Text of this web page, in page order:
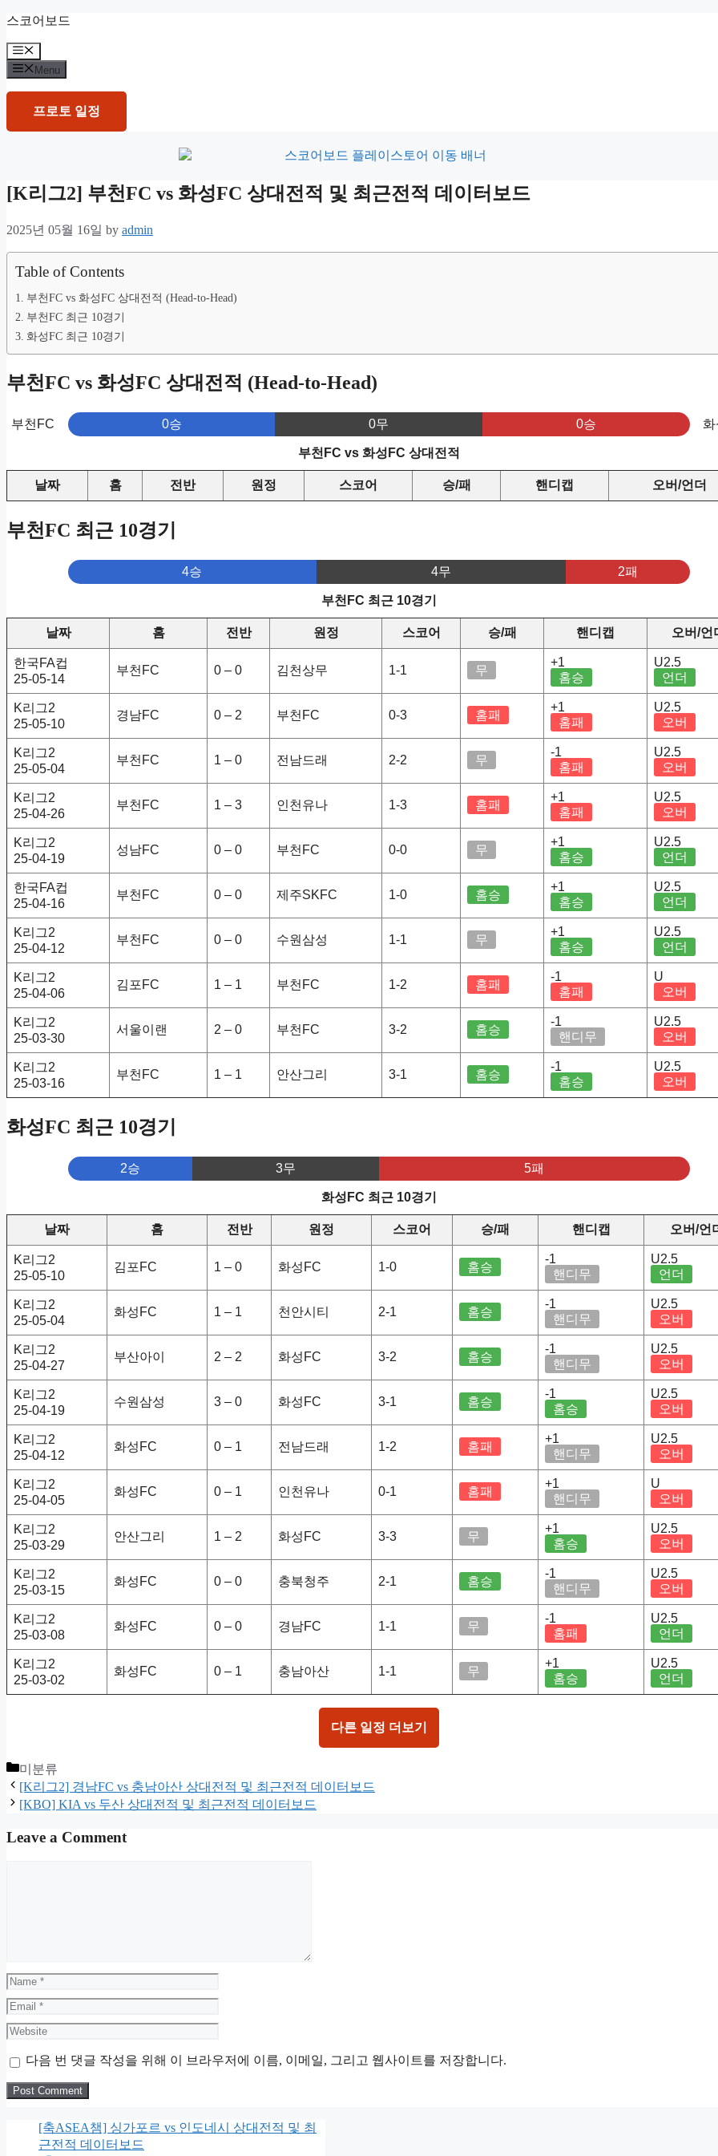
Skip
content
스코어보드
Menu
Menu
프로토 일정
[K리그2] 부천FC vs 화성FC 상대전적 및 최근전적 데이터보드
2025년 05월 16일 by admin
Table of Contents
부천FC vs 화성FC 상대전적 (Head-to-Head)
부천FC 최근 10경기
화성FC 최근 10경기
부천FC vs 화성FC 상대전적 (Head-to-Head)
부천FC 0승 0무 0승
부천FC vs 화성FC 상대전적
날짜 홈 전반 원정 스코어 승/패 핸디캡 오버/언더
부천FC 최근 10경기
4승 4무 2패
부천FC 최근 10경기
날짜 홈 전반 원정 스코어 승/패 핸디캡 오버/언
한국FA컵
25-05-14
부천FC 0 – 0 김천상무 1-1 무
+1
홈승
U2.5
언더
K리그2
25-05-10
경남FC 0 – 2 부천FC 0-3 홈패
+1
홈패
U2.5
오버
K리그2
25-05-04
부천FC 1 – 0 전남드래 2-2 무
-1
홈패
U2.5
오버
K리그2
25-04-26
부천FC 1 – 3 인천유나 1-3 홈패
+1
홈패
U2.5
오버
K리그2
25-04-19
성남FC 0 – 0 부천FC 0-0 무
+1
홈승
U2.5
언더
한국FA컵
25-04-16
부천FC 0 – 0 제주SKFC 1-0 홈승
+1
홈승
U2.5
언더
K리그2
25-04-12
부천FC 0 – 0 수원삼성 1-1 무
+1
홈승
U2.5
언더
K리그2
25-04-06
김포FC 1 – 1 부천FC 1-2 홈패
-1
홈패
U
오버
K리그2
25-03-30
서울이랜 2 – 0 부천FC 3-2 홈승
-1
핸디무
U2.5
오버
K리그2
25-03-16
부천FC 1 – 1 안산그리 3-1 홈승
-1
홈승
U2.5
오버
화성FC 최근 10경기
2승 3무 5패
화성FC 최근 10경기
날짜 홈 전반 원정 스코어 승/패 핸디캡 오버/언
K리그2
25-05-10
김포FC 1 – 0 화성FC 1-0 홈승
-1
핸디무
U2.5
언더
K리그2
25-05-04
화성FC 1 – 1 천안시티 2-1 홈승
-1
핸디무
U2.5
오버
K리그2
25-04-27
부산아이 2 – 2 화성FC 3-2 홈승
-1
핸디무
U2.5
오버
K리그2
25-04-19
수원삼성 3 – 0 화성FC 3-1 홈승
-1
홈승
U2.5
오버
K리그2
25-04-12
화성FC 0 – 1 전남드래 1-2 홈패
+1
핸디무
U2.5
오버
K리그2
25-04-05
화성FC 0 – 1 인천유나 0-1 홈패
+1
핸디무
U
오버
K리그2
25-03-29
안산그리 1 – 2 화성FC 3-3 무
+1
홈승
U2.5
오버
K리그2
25-03-15
화성FC 0 – 0 충북청주 2-1 홈승
-1
핸디무
U2.5
오버
K리그2
25-03-08
화성FC 0 – 0 경남FC 1-1 무
-1
홈패
U2.5
언더
K리그2
25-03-02
화성FC 0 – 1 충남아산 1-1 무
+1
홈승
U2.5
언더
다른 일정 더보기
Categories
미분류
[K리그2] 경남FC vs 충남아산 상대전적 및 최근전적 데이터보드
[KBO] KIA vs 두산 상대전적 및 최근전적 데이터보드
Leave a Comment
Name
Email
Website
다음 번 댓글 작성을 위해 이 브라우저에 이름, 이메일, 그리고 웹사이트를 저장합니다.
[축ASEA챔] 싱가포르 vs 인도네시 상대전적 및 최
근전적 데이터보드